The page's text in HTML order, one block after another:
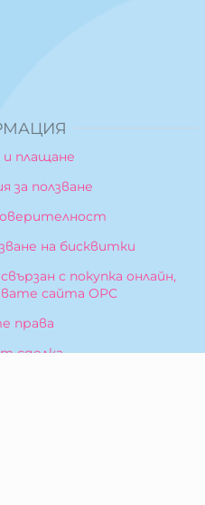
плащане
за ползване
на бисквитки
с покупка онлайн,
сайта ОРС
права
сделка